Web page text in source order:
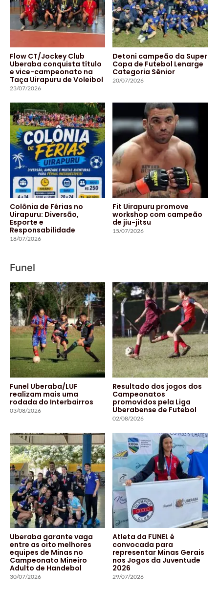
Flow CT/Jockey Club
Uberaba conquista título
e vice-campeonato na
Taça Uirapuru de Voleibol
23/07/2026
Detoni campeão da Super
Copa de Futebol Lenarge
Categoria Sênior
20/07/2026
Colônia de Férias no
Uirapuru: Diversão,
Esporte e
Responsabilidade
18/07/2026
Fit Uirapuru promove
workshop com campeão
de jiu-jitsu
15/07/2026
Funel
Funel Uberaba/LUF
realizam mais uma
rodada do Interbairros
03/08/2026
Resultado dos jogos dos
Campeonatos
promovidos pela Liga
Uberabense de Futebol
02/08/2026
Uberaba garante vaga
entre as oito melhores
equipes de Minas no
Campeonato Mineiro
Adulto de Handebol
30/07/2026
Atleta da FUNEL é
convocada para
representar Minas Gerais
nos Jogos da Juventude
2026
29/07/2026